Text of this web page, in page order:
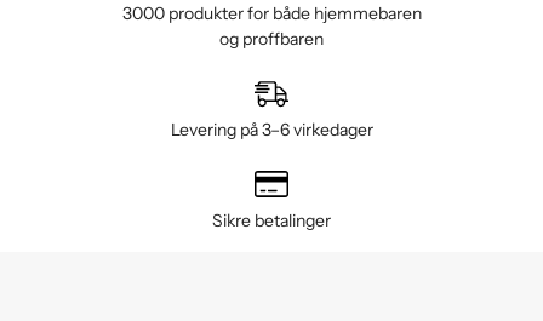
3000 produkter for både hjemmebaren
og proffbaren
Levering på 3–6 virkedager
Sikre betalinger